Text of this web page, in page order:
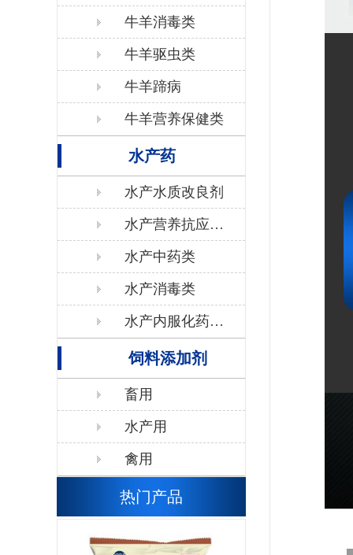
牛羊消毒类
牛羊驱虫类
牛羊蹄病
牛羊营养保健类
水产药
水产水质改良剂
水产营养抗应激
类
水产中药类
水产消毒类
水产内服化药抗
生素类
饲料添加剂
畜用
水产用
禽用
热门产品